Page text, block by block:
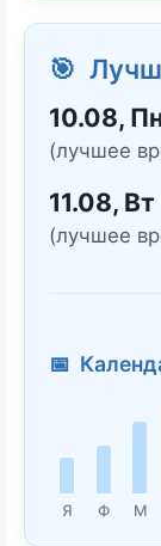
🎯
10.08,
(лучшее
11.08, Вт
(лучшее
📅
Я Ф М